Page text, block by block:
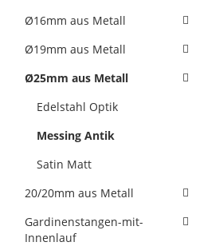
Ø16mm aus Metall
Ø19mm aus Metall
Ø25mm aus Metall
Edelstahl Optik
Messing Antik
Satin Matt
20/20mm aus Metall
Gardinenstangen-mit-
Innenlauf